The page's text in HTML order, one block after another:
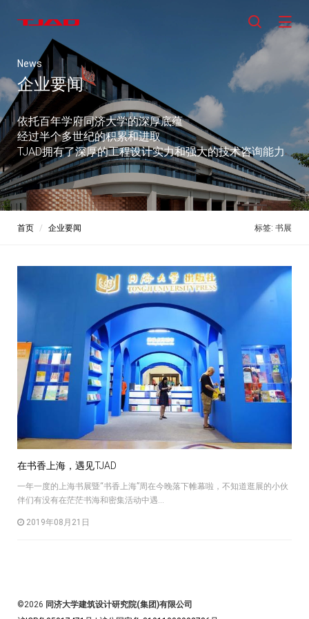
News
企业要闻
依托百年学府同济大学的深厚底蕴
经过半个多世纪的积累和进取
TJAD拥有了深厚的工程设计实力和强大的技术咨询能力
首页 企业要闻 标签: 书展
在书香上海，遇见TJAD
一年一度的上海书展暨“书香上海”周在今晚落下帷幕啦，不知道逛展的小伙
伴们有没有在茫茫书海和密集活动中遇...
2019年08月21日
©2026 同济大学建筑设计研究院(集团)有限公司